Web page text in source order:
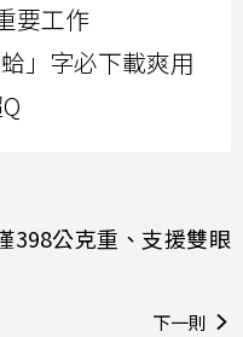
要工作
」字必下載爽用
398公克重、支援雙眼
下一則